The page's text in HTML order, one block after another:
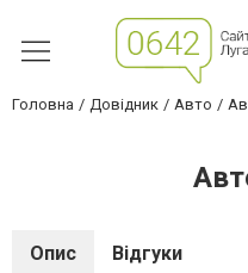
Головна Довідник Авто
Опис Відгуки